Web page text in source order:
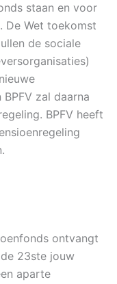
staan en voor
De Wet toekomst
de sociale
zal daarna
BPFV heeft
ontvangt
23ste jouw
aparte